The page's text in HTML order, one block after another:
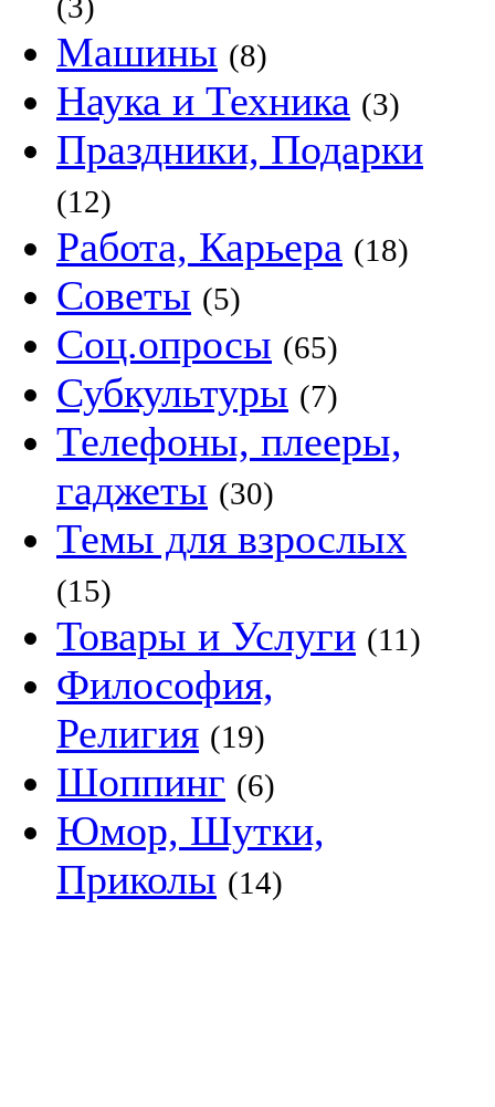
Машины (8)
Наука и Техника (3)
Праздники, Подарки
(12)
Работа, Карьера (18)
Советы (5)
Соц.опросы (65)
Субкультуры (7)
Телефоны, плееры,
гаджеты (30)
Темы для взрослых
(15)
Товары и Услуги (11)
Философия,
Религия (19)
Шоппинг (6)
Юмор, Шутки,
Приколы (14)